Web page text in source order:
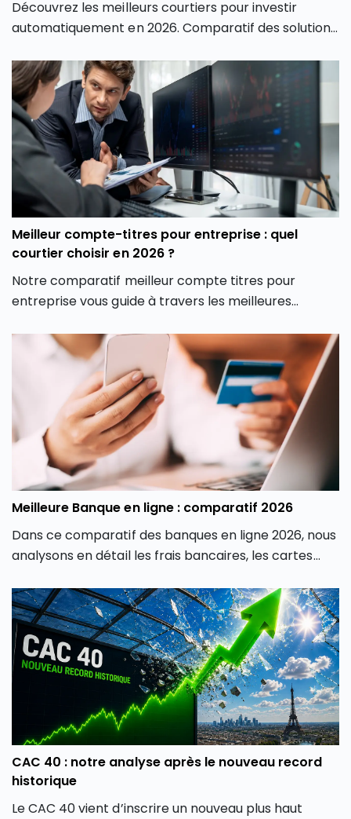
Découvrez les meilleurs courtiers pour investir
automatiquement en 2026. Comparatif des solutions
régulièrement.
Meilleur compte-titres pour entreprise : quel
courtier choisir en 2026 ?
Notre comparatif meilleur compte titres pour
entreprise vous guide à travers les meilleures
éclairé, adapté à votre stratégie d’investissement
professionnelle.
Meilleure Banque en ligne : comparatif 2026
Dans ce comparatif des banques en ligne 2026, nous
analysons en détail les frais bancaires, les cartes
d’investissement, les crédits et la qualité de service
afin de vous aider à identifier la banque en ligne la
plus adaptée à votre profil.
CAC 40 : notre analyse après le nouveau record
historique
Le CAC 40 vient d’inscrire un nouveau plus haut